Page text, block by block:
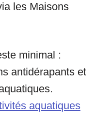
les Maisons
minimal :
antidérapants et
aquatiques